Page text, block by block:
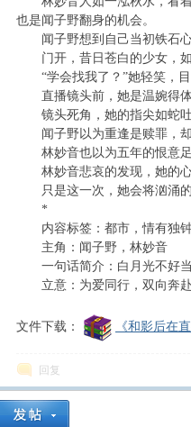
也是闻子野翻身的机会。
闻子野想到自己当初铁石心
门开，昔日苍白的少女，如
“学会找我了？”她轻笑，目
直播镜头前，她是温婉得体
镜头死角，她的指尖如蛇吐
闻子野以为重逢是赎罪，却
林妙音也以为五年的恨意足
林妙音悲哀的发现，她的心
只是这一次，她会将汹涌的
*
内容标签：都市，情有独钟
主角：闻子野，林妙音
一句话简介：白月光不好当
立意：为爱同行，双向奔赴
文件下载： 《和影后在
回复